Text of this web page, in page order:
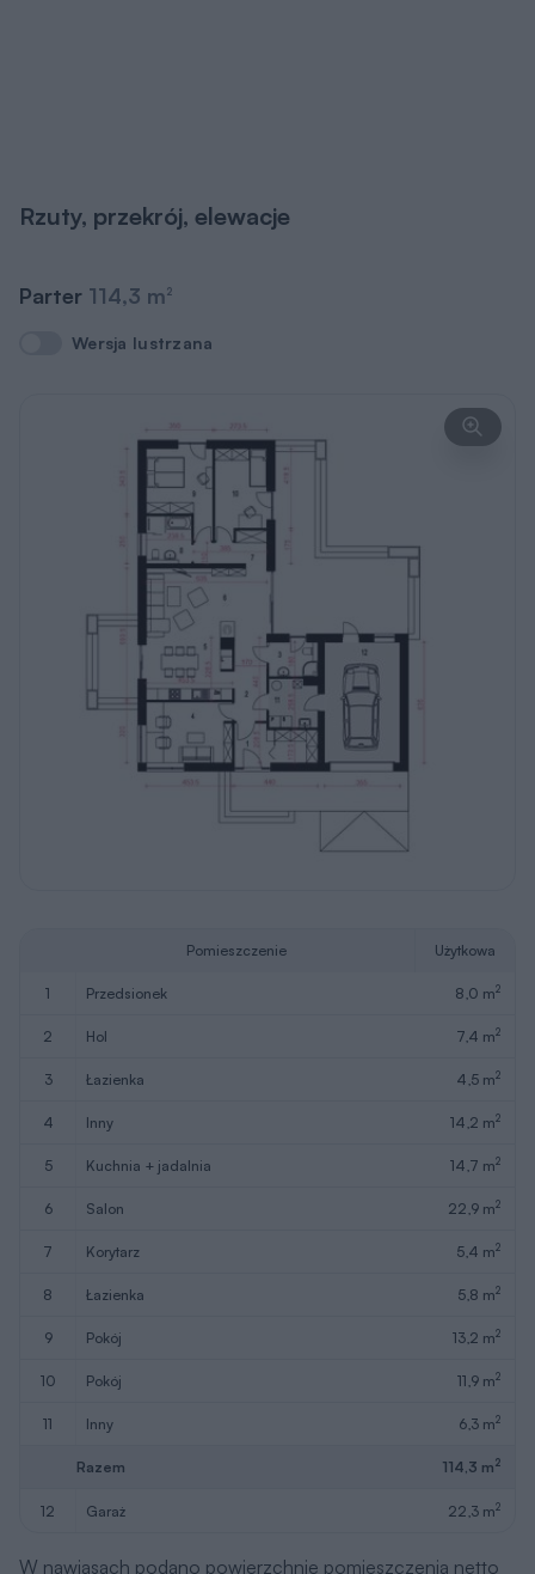
Rzuty, przekrój, elewacje
Parter 114,3 m2
Wersja lustrzana
Wersja lustrzana
Pomieszczenie Użytkowa
1 przedsionek 8,0 m2
2 hol 7,4 m2
3 łazienka 4,5 m2
4 inny 14,2 m2
5 kuchnia + jadalnia 14,7 m2
6 salon 22,9 m2
7 korytarz 5,4 m2
8 łazienka 5,8 m2
9 pokój 13,2 m2
10 pokój 11,9 m2
11 inny 6,3 m2
Razem 114,3 m2
12 garaż 22,3 m2
W nawiasach podano powierzchnie pomieszczenia netto